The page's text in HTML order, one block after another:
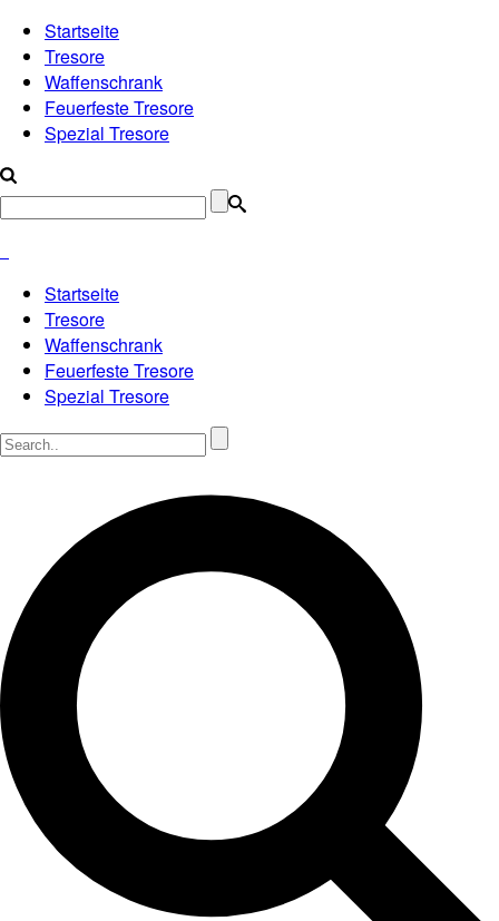
Startseite
Tresore
Waffenschrank
Feuerfeste Tresore
Spezial Tresore
Startseite
Tresore
Waffenschrank
Feuerfeste Tresore
Spezial Tresore